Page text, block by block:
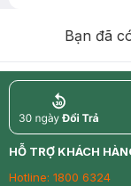
Bạn đã
return
HỖ TRỢ KHÁCH
Hotline: 1800 6324